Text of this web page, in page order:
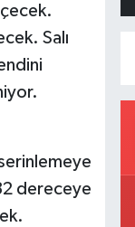
Salı
dereceye